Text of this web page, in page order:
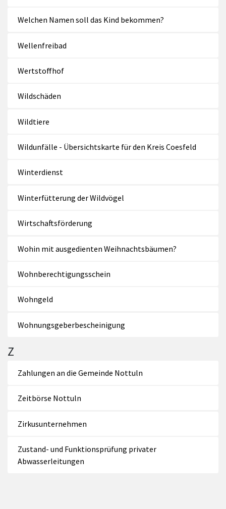
Welchen Namen soll das Kind bekommen?
Wellenfreibad
Wertstoffhof
Wildschäden
Wildtiere
Wildunfälle - Übersichtskarte für den Kreis Coesfeld
Winterdienst
Winterfütterung der Wildvögel
Wirtschaftsförderung
Wohin mit ausgedienten Weihnachtsbäumen?
Wohnberechtigungsschein
Wohngeld
Wohnungsgeberbescheinigung
Z
Zahlungen an die Gemeinde Nottuln
Zeitbörse Nottuln
Zirkusunternehmen
Zustand- und Funktionsprüfung privater
Abwasserleitungen